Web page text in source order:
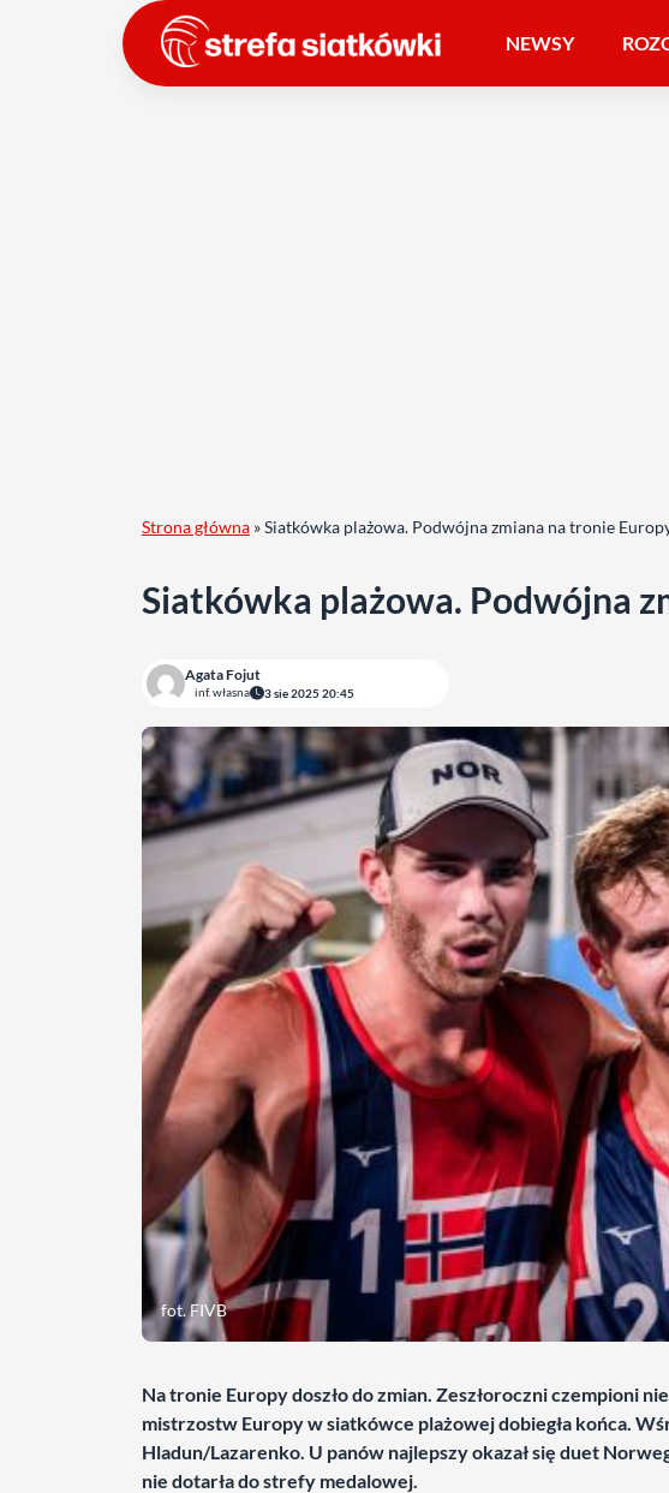
NEWSY
Strona główna »Siatkówka plażowa. Podwójna zmiana na tronie
Siatkówka plażowa. Podwójna
Agata Fojut
inf. własna 3 sie 2025 20:45
fot. FIVB
Na tronie Europy doszło do zmian. Zeszłoroczni czempioni
mistrzostw Europy w siatkówce plażowej dobiegła końca.
Hladun/Lazarenko. U panów najlepszy okazał się duet
nie dotarła do strefy medalowej.